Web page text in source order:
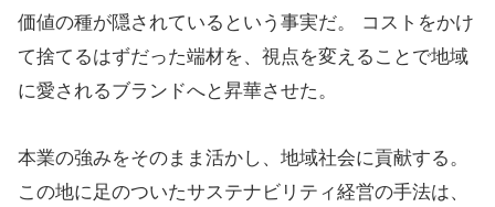
価値の種が隠されているという事実だ。 コストをかけ
て捨てるはずだった端材を、視点を変えることで地域
に愛されるブランドへと昇華させた。
本業の強みをそのまま活かし、地域社会に貢献する。
この地に足のついたサステナビリティ経営の手法は、